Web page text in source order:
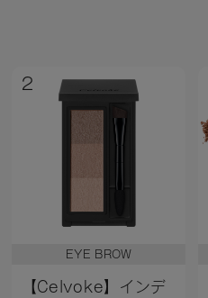
2
EYE BROW
【Celvoke】インデ